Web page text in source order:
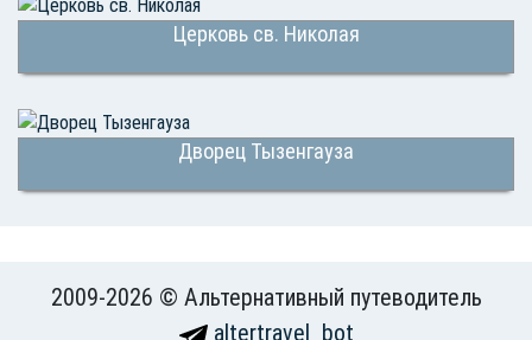
Церковь св. Николая
Дворец Тызенгауза
2009-2026 © Альтернативный путеводитель
altertravel_bot